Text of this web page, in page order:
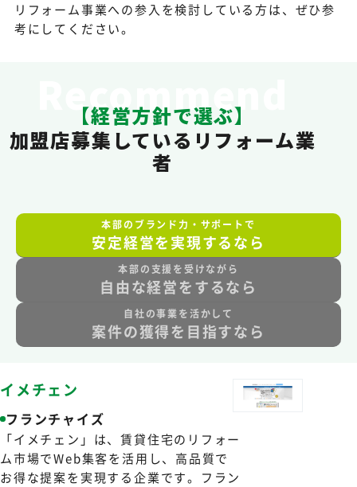
リフォーム事業への参入を検討している方は、ぜひ参
考にしてください。
【経営方針で選ぶ】
加盟店募集しているリフォーム業
者
Recommend
本部のブランド力・サポートで
安定経営を実現するなら
本部の支援を受けながら
自由な経営をするなら
自社の事業を活かして
案件の獲得を目指すなら
イメチェン
フランチャイズ
「イメチェン」は、賃貸住宅のリフォー
ム市場でWeb集客を活用し、高品質で
お得な提案を実現する企業です。フラン